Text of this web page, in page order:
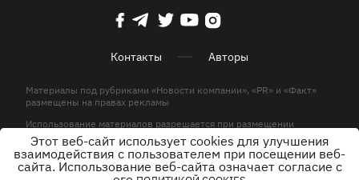
Контакты Авторы
Материалы под рубриками «Новости компании», «PR» и «Факт»
размещены на правах рекламы
Использование материалов разрешается при размещении
активной гиперссылки на KP.UA в первом абзаце.
© ООО «ЮЛАВ МЕДИА»,2026. Все права защищены.
Этот веб-сайт использует cookies для улучшения
взаимодействия с пользователем при посещении веб-
сайта. Использование веб-сайта означает согласие с